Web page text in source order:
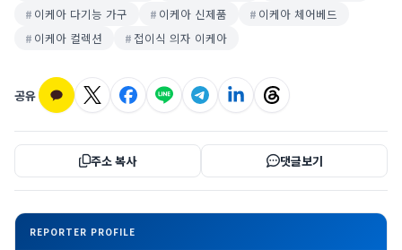
이케아 다기능 가구
이케아 신제품
이케아 체어베드
이케아 컬렉션
접이식 의자 이케아
공유
주소 복사 댓글보기
REPORTER PROFILE